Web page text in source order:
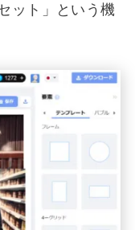
ット」という機